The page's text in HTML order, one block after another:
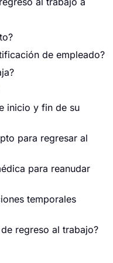
de empleado?
inicio y fin de su
para regresar al
para reanudar
temporales
regreso al trabajo?